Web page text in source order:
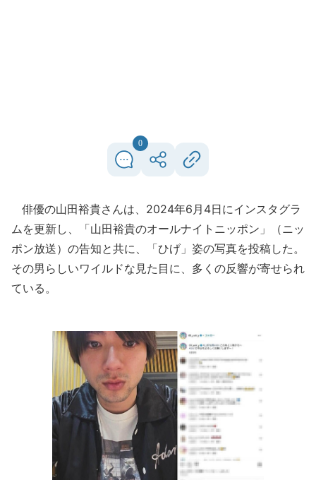
0
俳優の山田裕貴さんは、2024年6月4日にインスタグラ
ムを更新し、「山田裕貴のオールナイトニッポン」（ニッ
ポン放送）の告知と共に、「ひげ」姿の写真を投稿した。
その男らしいワイルドな見た目に、多くの反響が寄せられ
ている。